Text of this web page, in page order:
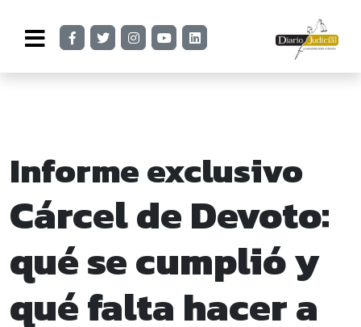
Informe exclusivo
Cárcel de Devoto:
qué se cumplió y
qué falta hacer a